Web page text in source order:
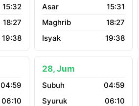
15:32
18:27
19:38
15:31
18:27
19:38
04:59
06:10
28, Jum
04:59
06:10